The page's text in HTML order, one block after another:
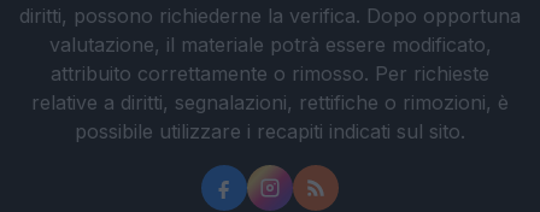
diritti, possono richiederne la verifica. Dopo opportuna
valutazione, il materiale potrà essere modificato,
attribuito correttamente o rimosso. Per richieste
relative a diritti, segnalazioni, rettifiche o rimozioni, è
possibile utilizzare i recapiti indicati sul sito.